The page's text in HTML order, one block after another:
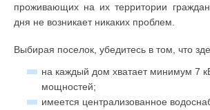
проживающих на их территории
дня не возникает никаких проблем.
Выбирая поселок, убедитесь в том, что
на каждый дом хватает минимум 7
мощностей;
имеется централизованное